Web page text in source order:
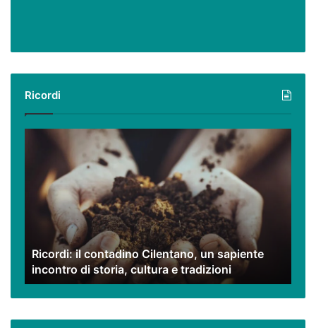
Ricordi
Ricordi:
Cilentano,
sapiente
incontro
storia,
cultura
e
tradizioni
Ricordi: il contadino Cilentano, un sapiente
incontro di storia, cultura e tradizioni